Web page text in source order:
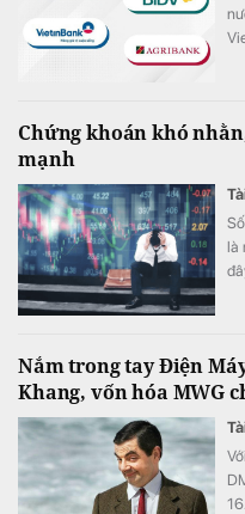
Chứng khoán khó
mạnh
là
Nắm trong tay Điện
Khang, vốn hóa MWG